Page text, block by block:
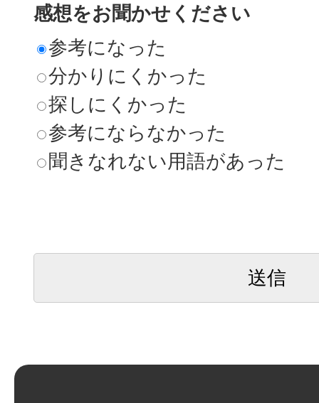
感想をお聞かせください
参考になった
分かりにくかった
探しにくかった
参考にならなかった
聞きなれない用語があった